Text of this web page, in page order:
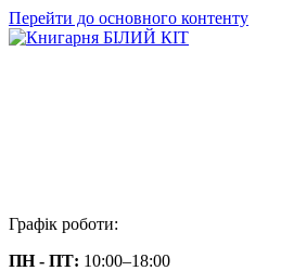
Перейти до основного контенту
Графік роботи:
ПН - ПТ: 10:00–18:00